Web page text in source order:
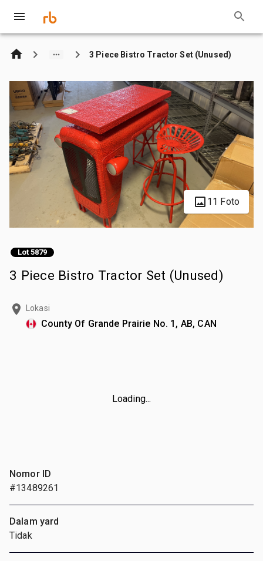
3 Piece Bistro Tractor Set (Unused)
11 Foto
Lot 5879
3 Piece Bistro Tractor Set (Unused)
Lokasi
County Of Grande Prairie No. 1, AB, CAN
Loading...
Nomor ID
#13489261
Dalam yard
Tidak